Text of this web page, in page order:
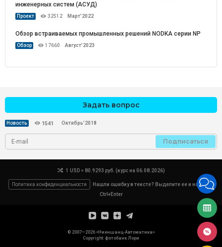
инженерных систем (АСУД)
Проект 32512 Март’2022
Обзор встраиваемых промышленных решений NODKA серии NP
Обзор 17660 Август’2023
Задать вопрос
Новость 1541 Октябрь’2018
Подписаться
1 USD = 80.9293 руб. (курс на 06.08.2026)
Политика конфиденциальности
Нашли ошибку в тексте? Выделите ее и нажмите
Ctrl+Enter
© 2007—2026 «Ниеншанц-Автоматика»
Copyright: фотобанк Лори